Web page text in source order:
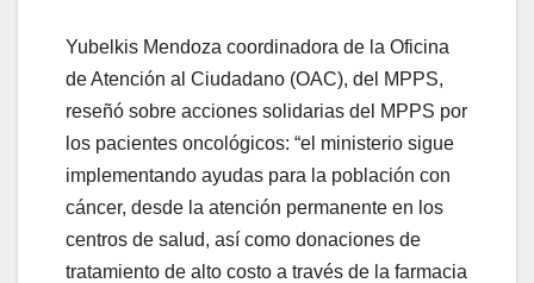
Yubelkis Mendoza coordinadora de la Oficina
de Atención al Ciudadano (OAC), del MPPS,
reseñó sobre acciones solidarias del MPPS por
los pacientes oncológicos: “el ministerio sigue
implementando ayudas para la población con
cáncer, desde la atención permanente en los
centros de salud, así como donaciones de
tratamiento de alto costo a través de la farmacia